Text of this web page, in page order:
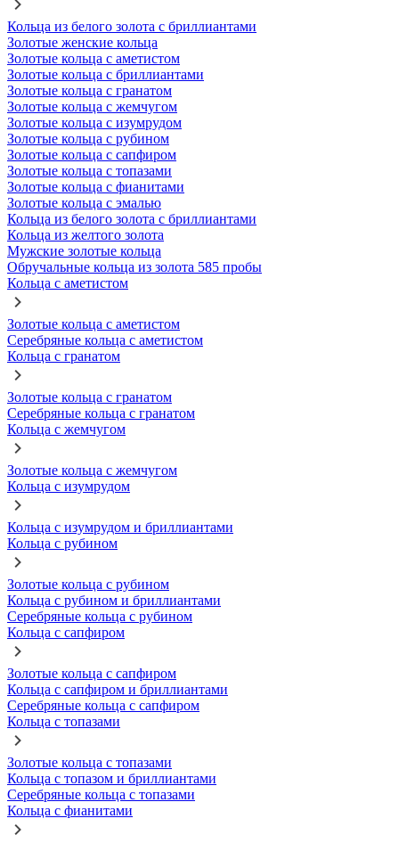
Кольца из белого золота с бриллиантами
Золотые женские кольца
Золотые кольца с аметистом
Золотые кольца с бриллиантами
Золотые кольца с гранатом
Золотые кольца с жемчугом
Золотые кольца с изумрудом
Золотые кольца с рубином
Золотые кольца с сапфиром
Золотые кольца с топазами
Золотые кольца с фианитами
Золотые кольца с эмалью
Кольца из белого золота с бриллиантами
Кольца из желтого золота
Мужские золотые кольца
Обручальные кольца из золота 585 пробы
Кольца с аметистом
Золотые кольца с аметистом
Серебряные кольца с аметистом
Кольца с гранатом
Золотые кольца с гранатом
Серебряные кольца с гранатом
Кольца с жемчугом
Золотые кольца с жемчугом
Кольца с изумрудом
Кольца с изумрудом и бриллиантами
Кольца с рубином
Золотые кольца с рубином
Кольца с рубином и бриллиантами
Серебряные кольца с рубином
Кольца с сапфиром
Золотые кольца с сапфиром
Кольца с сапфиром и бриллиантами
Серебряные кольца с сапфиром
Кольца с топазами
Золотые кольца с топазами
Кольца с топазом и бриллиантами
Серебряные кольца с топазами
Кольца с фианитами